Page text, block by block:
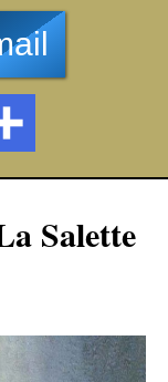
Salette